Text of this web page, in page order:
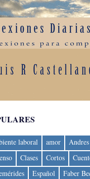
laboral amor
Clases Cortos
Español Faber